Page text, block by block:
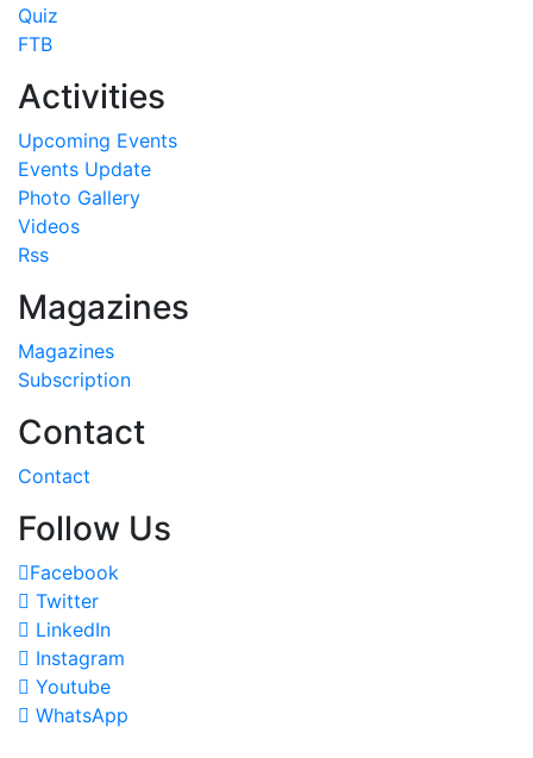
Quiz
FTB
Activities
Upcoming Events
Events Update
Photo Gallery
Videos
Rss
Magazines
Magazines
Subscription
Contact
Contact
Follow Us
Facebook
Twitter
LinkedIn
Instagram
Youtube
WhatsApp